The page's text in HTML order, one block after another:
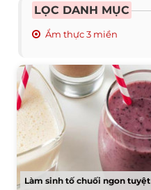
LỌC DANH MỤC
Ẩm thực 3 miền
Làm sinh tố chuối ngon tuyệt